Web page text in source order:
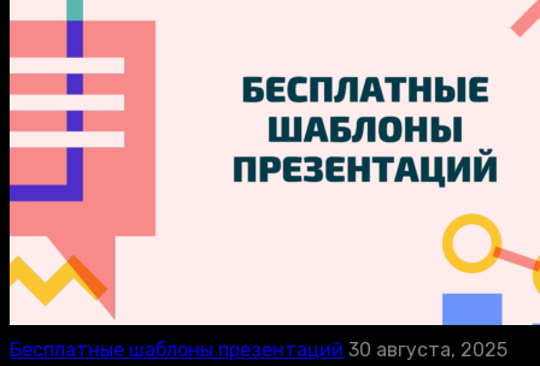
Бесплатные шаблоны презентаций 30 августа, 2025